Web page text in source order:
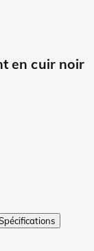
en cuir noir